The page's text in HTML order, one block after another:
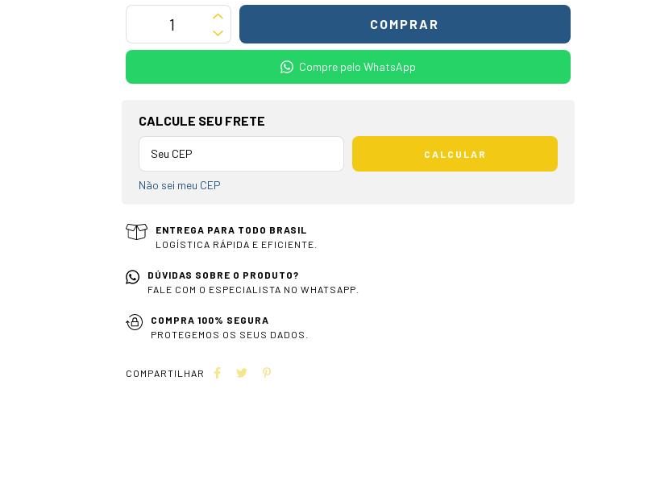
Compre pelo WhatsApp
OPÇÕES DE FRETE
CALCULE SEU FRETE
CALCULAR
Não sei meu CEP
ENTREGA PARA TODO BRASIL
LOGÍSTICA RÁPIDA E EFICIENTE.
DÚVIDAS SOBRE O PRODUTO?
FALE COM O ESPECIALISTA NO WHATSAPP.
COMPRA 100% SEGURA
PROTEGEMOS OS SEUS DADOS.
COMPARTILHAR